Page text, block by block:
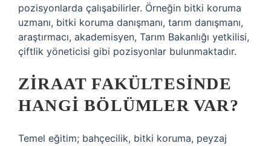
pozisyonlarda çalışabilirler. Örneğin bitki koruma
uzmanı, bitki koruma danışmanı, tarım danışmanı,
araştırmacı, akademisyen, Tarım Bakanlığı yetkilisi,
çiftlik yöneticisi gibi pozisyonlar bulunmaktadır.
ZIRAAT FAKÜLTESINDE
HANGI BÖLÜMLER VAR?
Temel eğitim; bahçecilik, bitki koruma, peyzaj